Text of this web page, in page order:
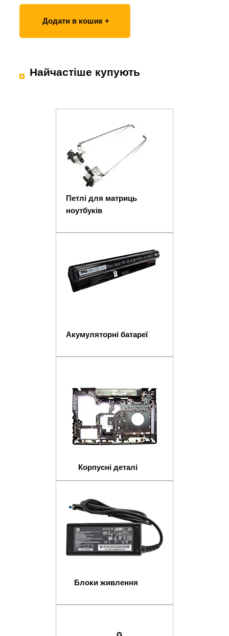
Додати в кошик +
Найчастіше купують
Петлі для матриць
ноутбуків
Акумуляторні батареї
Корпусні деталі
Блоки живлення